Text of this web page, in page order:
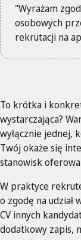
"Wyrażam
osobowych
rekrutacji na
To krótka i
wystarczająca?
wyłącznie jednej,
Twójokaże się
stanowisk
W praktyce
o zgodę na udział
CV innych
dodatkowy zapis,